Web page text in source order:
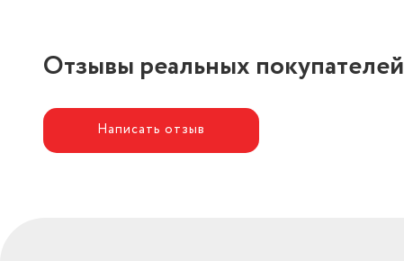
Отзывы реальных покупателей
Написать отзыв